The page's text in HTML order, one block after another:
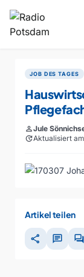
JOB DES TAGES
personJule
updateAktualisiert
Artikel teilen
share chat forum